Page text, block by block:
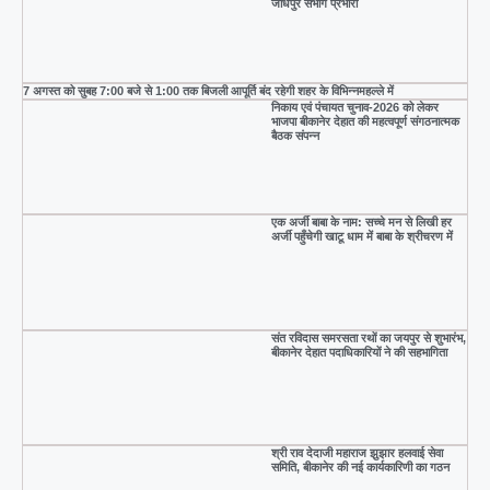
जोधपुर संभाग प्रभारी
7 अगस्त को सुबह 7:00 बजे से 1:00 तक बिजली आपूर्ति बंद रहेगी शहर के विभिन्नमहल्ले में
निकाय एवं पंचायत चुनाव-2026 को लेकर
भाजपा बीकानेर देहात की महत्वपूर्ण संगठनात्मक
बैठक संपन्न
एक अर्जी बाबा के नाम: सच्चे मन से लिखी हर
अर्जी पहुँचेगी खाटू धाम में बाबा के श्रीचरण में
संत रविदास समरसता रथों का जयपुर से शुभारंभ,
बीकानेर देहात पदाधिकारियों ने की सहभागिता
श्री राव देदाजी महाराज झुझार हलवाई सेवा
समिति, बीकानेर की नई कार्यकारिणी का गठन